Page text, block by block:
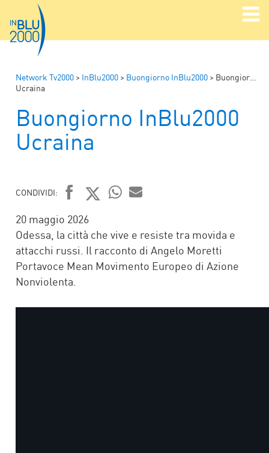
Network Tv2000 > InBlu2000 > Buongiorno InBlu2000 > Buongiorno InBlu2000
Ucraina
Buongiorno InBlu2000
Ucraina
CONDIVIDI:
FACEBOOK
TWITTER
20 maggio 2026
Odessa, la città che vive e resiste tra movida e
attacchi russi. Il racconto di Angelo Moretti
Portavoce Mean Movimento Europeo di Azione
Nonviolenta.